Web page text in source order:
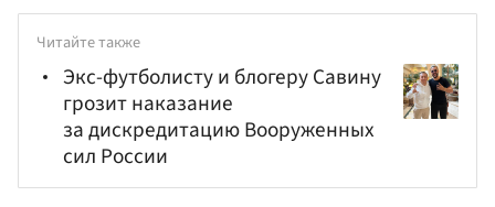
Читайте также
Экс-футболисту и блогеру Савину
грозит наказание
за дискредитацию Вооруженных
сил России